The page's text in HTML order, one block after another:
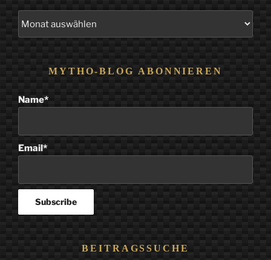
MYTHO-BLOG ABONNIEREN
Name*
Email*
BEITRAGSSUCHE